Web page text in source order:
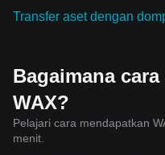
Transfer aset dengan
Bagaimana
WAX?
Pelajari cara mendapatkan
menit.